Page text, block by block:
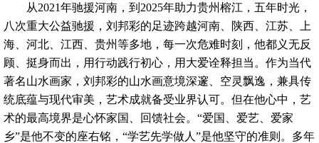
从2021年驰援河南，到2025年助力贵州榕江，五年时光，
八次重大公益驰援，刘邦彩的足迹跨越河南、陕西、江苏、上
海、河北、江西、贵州等多地，每一次危难时刻，他都义无反
顾、挺身而出，用行动践行初心，用大爱诠释担当。作为当代
著名山水画家，刘邦彩的山水画意境深邃、空灵飘逸，兼具传
统底蕴与现代审美，艺术成就备受业界认可。但在他心中，艺
术的最高境界是心怀家国、回馈社会。“爱国、爱艺、爱家
乡”是他不变的座右铭，“学艺先学做人”是他坚守的准则。多年